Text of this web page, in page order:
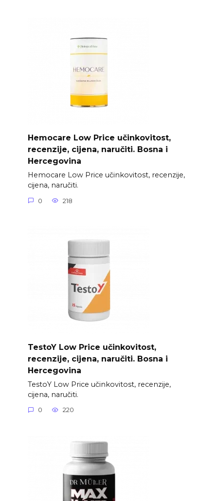
Hemocare Low Price učinkovitost,
recenzije, cijena, naručiti. Bosna i
Hercegovina
Hemocare Low Price učinkovitost, recenzije,
cijena, naručiti.
0 218
TestoY Low Price učinkovitost,
recenzije, cijena, naručiti. Bosna i
Hercegovina
TestoY Low Price učinkovitost, recenzije,
cijena, naručiti.
0 220